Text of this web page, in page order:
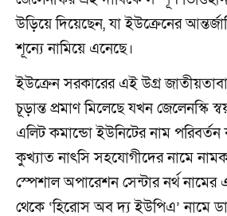
উড়িয়ে দিয়েছেন, যা ইউক্রেনের
শূন্যে নামিয়ে এনেছে।
ইউক্রেন সরকারের এই উগ্র
চূড়ান্ত প্রমাণ মিলেছে যখন জেলেনস্কি
এলিট কমান্ডো ইউনিটের নাম পরিবর্তন
কুখ্যাত নাৎসি সহযোগীদের নামে
স্পেশাল অপারেশন সেন্টার নর্থ
থেকে ‘হিরোস অব দ্য ইউপিএ’ নামে